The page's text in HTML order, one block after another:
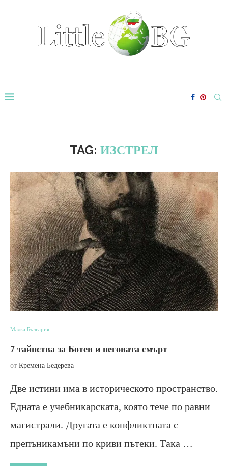
TAG: ИЗСТРЕЛ
Малка България
7 тайнства за Ботев и неговата смърт
от Кремена Бедерева
Две истини има в историческото пространство.
Едната е учебникарската, която тече по равни
магистрали. Другата е конфликтната с
препъникамъни по криви пътеки. Така …